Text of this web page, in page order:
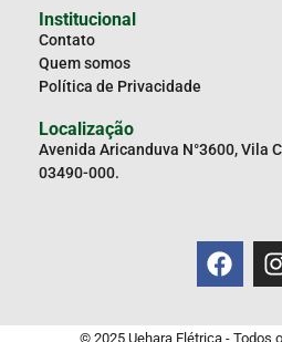
Institucional
Contato
Quem somos
Política de Privacidade
Localização
Avenida Aricanduva N°3600, Vila
03490-000.
© 2025 Uehara Elétrica - Todos